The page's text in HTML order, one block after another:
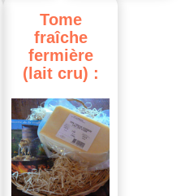
Tome
fraîche
fermière
(lait cru) :